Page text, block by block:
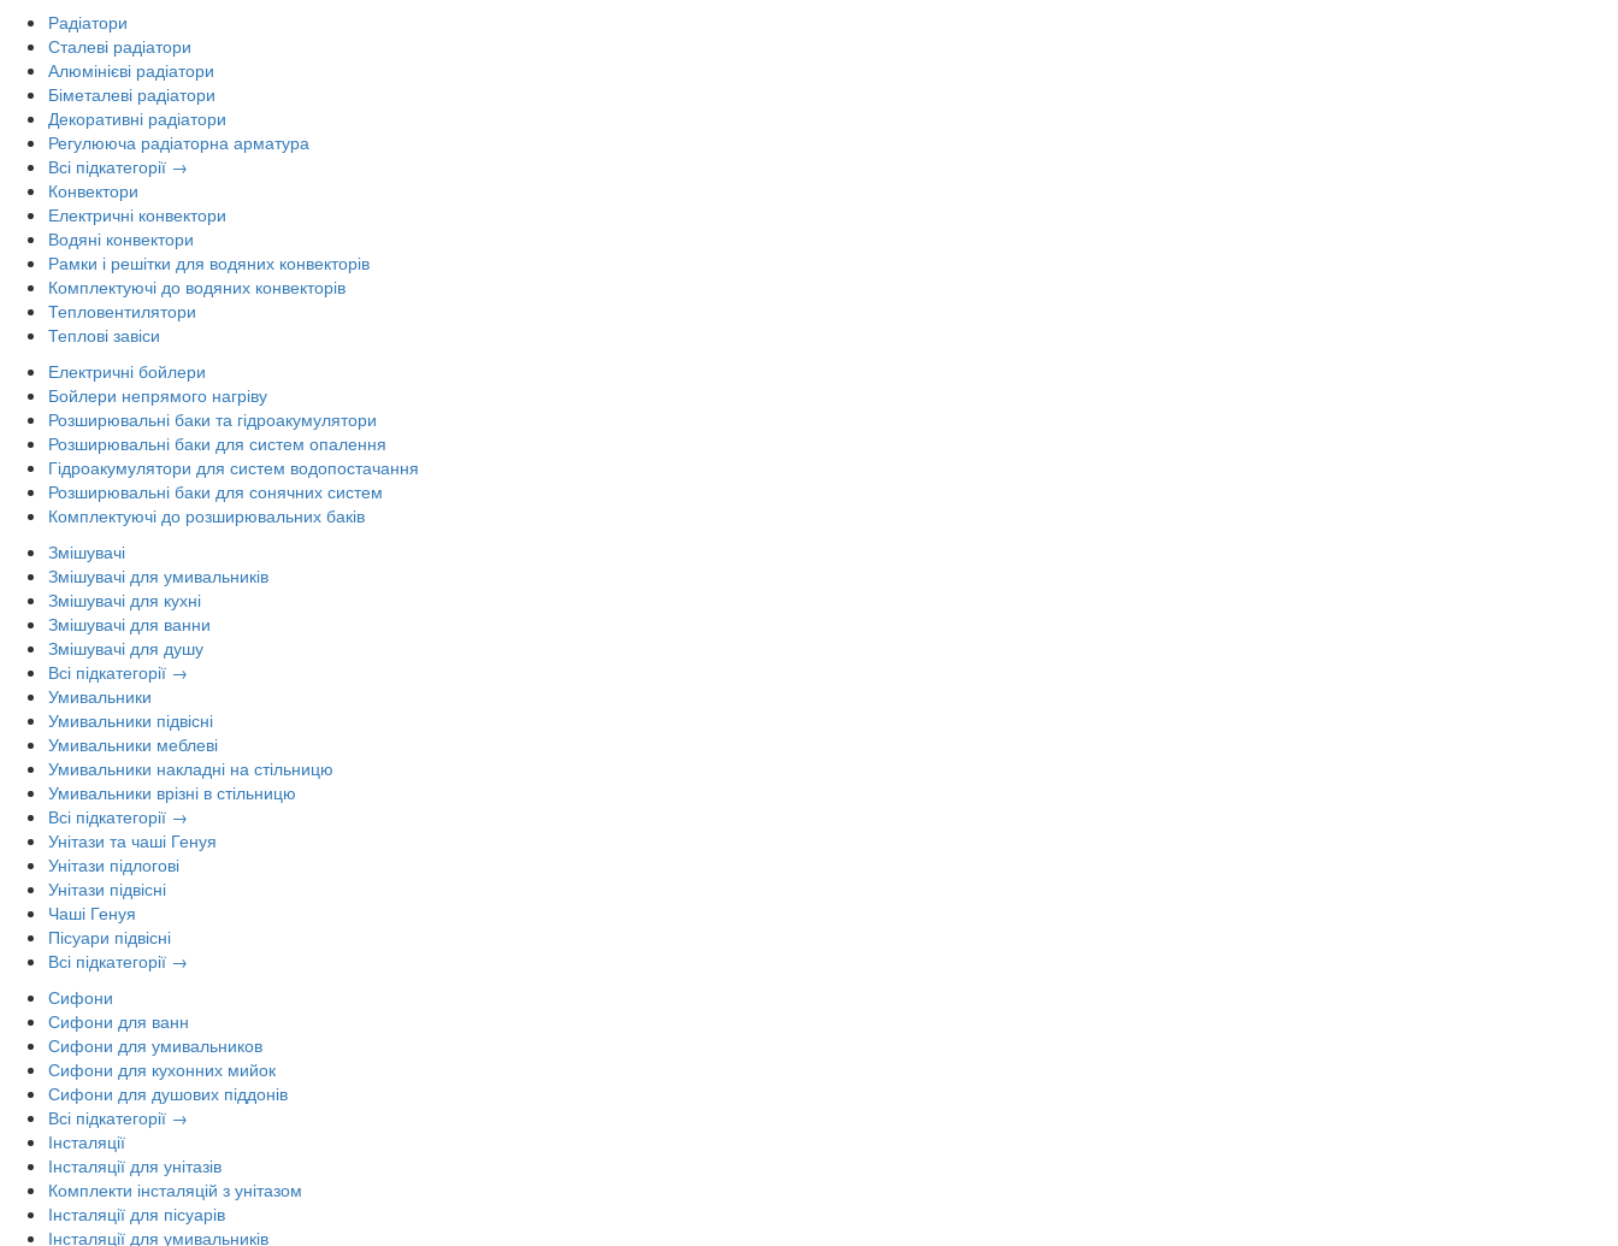
Радіатори
Сталеві радіатори
Алюмінієві радіатори
Біметалеві радіатори
Декоративні радіатори
Регулююча радіаторна арматура
Всі підкатегорії →
Конвектори
Електричні конвектори
Водяні конвектори
Рамки і решітки для водяних конвекторів
Комплектуючі до водяних конвекторів
Тепловентилятори
Теплові завіси
Електричні бойлери
Бойлери непрямого нагріву
Розширювальні баки та гідроакумулятори
Розширювальні баки для систем опалення
Гідроакумулятори для систем водопостачання
Розширювальні баки для сонячних систем
Комплектуючі до розширювальних баків
Змішувачі
Змішувачі для умивальників
Змішувачі для кухні
Змішувачі для ванни
Змішувачі для душу
Всі підкатегорії →
Умивальники
Умивальники підвісні
Умивальники меблеві
Умивальники накладні на стільницю
Умивальники врізні в стільницю
Всі підкатегорії →
Унітази та чаші Генуя
Унітази підлогові
Унітази підвісні
Чаші Генуя
Пісуари підвісні
Всі підкатегорії →
Сифони
Сифони для ванн
Сифони для умивальников
Сифони для кухонних мийок
Сифони для душових піддонів
Всі підкатегорії →
Інсталяції
Інсталяції для унітазів
Комплекти інсталяцій з унітазом
Інсталяції для пісуарів
Інсталяції для умивальників